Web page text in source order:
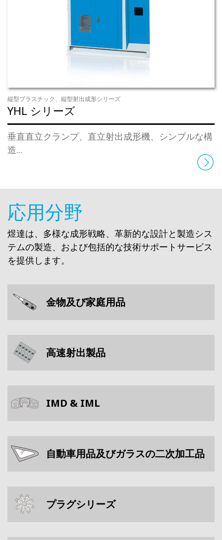
縦型プラスチック、縦型射出成形シリーズ
YHL シリーズ
垂直直立クランプ、直立射出成形機、シンプルな構
造...
応用分野
煜達は、多様な成形戦略、革新的な設計と製造シス
テムの製造、および包括的な技術サポートサービス
を提供します。
金物及び家庭用品
高速射出製品
IMD & IML
自動車用品及びガラスの二次加工品
プラグシリーズ